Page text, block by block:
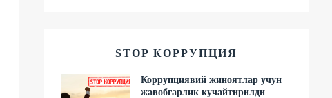
STOP КОРРУПЦИЯ
Коррупциявий жиноятлар учун
жавобгарлик кучайтирилди